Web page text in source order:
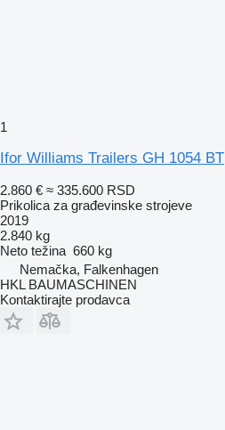
1
Ifor Williams Trailers GH 1054 BT
2.860 € ≈ 335.600 RSD
Prikolica za građevinske strojeve
2019
2.840 kg
Neto težina 660 kg
Nemačka, Falkenhagen
HKL BAUMASCHINEN
Kontaktirajte prodavca